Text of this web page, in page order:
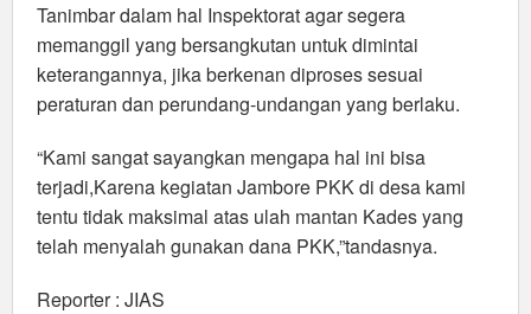
Tanimbar dalam hal Inspektorat agar segera
memanggil yang bersangkutan untuk dimintai
keterangannya, jika berkenan diproses sesuai
peraturan dan perundang-undangan yang berlaku.
“Kami sangat sayangkan mengapa hal ini bisa
terjadi,Karena kegiatan Jambore PKK di desa kami
tentu tidak maksimal atas ulah mantan Kades yang
telah menyalah gunakan dana PKK,”tandasnya.
Reporter : JIAS